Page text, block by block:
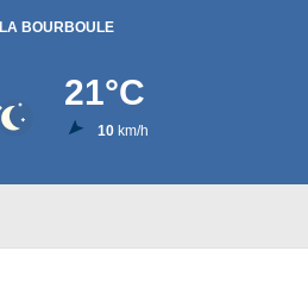
LA BOURBOULE
21°C
10km/h